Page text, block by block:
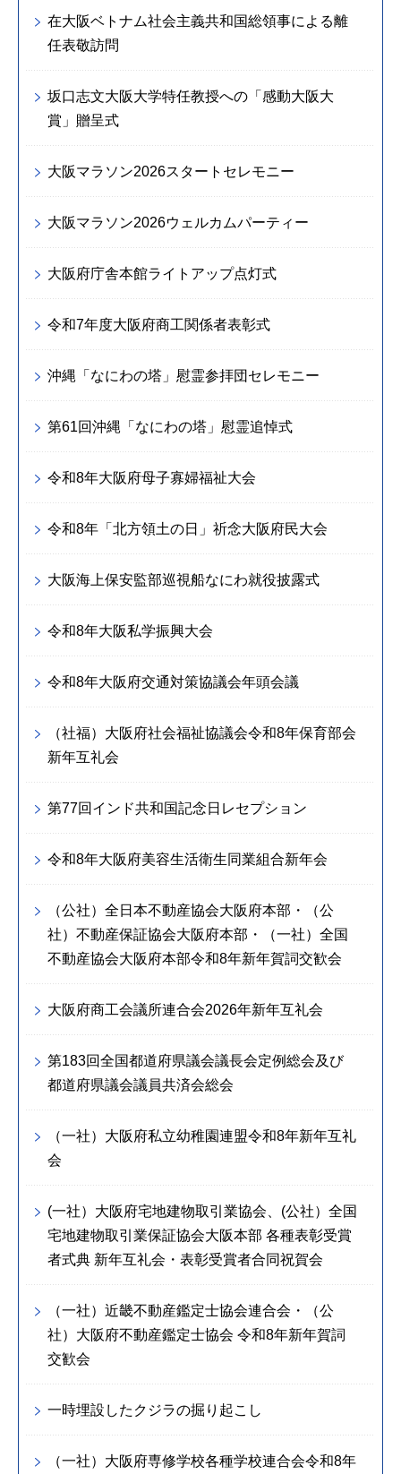
在大阪ベトナム社会主義共和国総領事による離
任表敬訪問
坂口志文大阪大学特任教授への「感動大阪大
賞」贈呈式
大阪マラソン2026スタートセレモニー
大阪マラソン2026ウェルカムパーティー
大阪府庁舎本館ライトアップ点灯式
令和7年度大阪府商工関係者表彰式
沖縄「なにわの塔」慰霊参拝団セレモニー
第61回沖縄「なにわの塔」慰霊追悼式
令和8年大阪府母子寡婦福祉大会
令和8年「北方領土の日」祈念大阪府民大会
大阪海上保安監部巡視船なにわ就役披露式
令和8年大阪私学振興大会
令和8年大阪府交通対策協議会年頭会議
（社福）大阪府社会福祉協議会令和8年保育部会
新年互礼会
第77回インド共和国記念日レセプション
令和8年大阪府美容生活衛生同業組合新年会
（公社）全日本不動産協会大阪府本部・（公
社）不動産保証協会大阪府本部・（一社）全国
不動産協会大阪府本部令和8年新年賀詞交歓会
大阪府商工会議所連合会2026年新年互礼会
第183回全国都道府県議会議長会定例総会及び
都道府県議会議員共済会総会
（一社）大阪府私立幼稚園連盟令和8年新年互礼
会
(一社）大阪府宅地建物取引業協会、(公社）全国
宅地建物取引業保証協会大阪本部 各種表彰受賞
者式典 新年互礼会・表彰受賞者合同祝賀会
（一社）近畿不動産鑑定士協会連合会・（公
社）大阪府不動産鑑定士協会 令和8年新年賀詞
交歓会
一時埋設したクジラの掘り起こし
（一社）大阪府専修学校各種学校連合会令和8年